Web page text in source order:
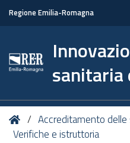
Regione Emilia-Romagna
sanitaria
Tu
sei
HomeAccreditamento
Verifiche e istruttoria